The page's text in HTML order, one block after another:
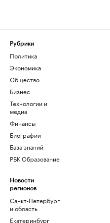
Рубрики
Политика
Экономика
Общество
Бизнес
Технологии и
медиа
Финансы
Биографии
База знаний
РБК Образование
Новости
регионов
Санкт-Петербург
и область
Екатеринбург